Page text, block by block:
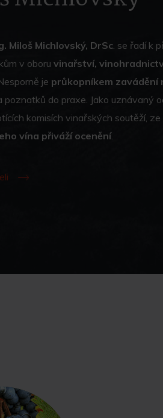
Miloš Michlovský, DrSc. se řadí k
v oboruvinařství,
je průkopníkem zavádění
poznatků do praxe. Jako uznávaný
komisích vinařských soutěží,
vína přiváží ocenění.